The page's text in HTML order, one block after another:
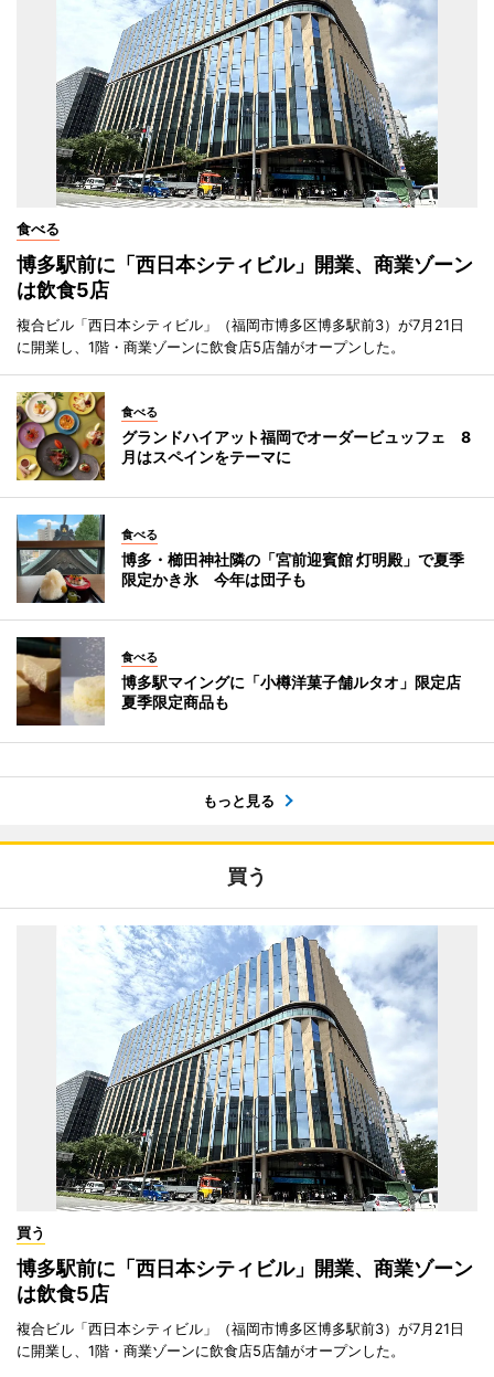
食べる
博多駅前に「西日本シティビル」開業、商業ゾーン
は飲食5店
複合ビル「西日本シティビル」（福岡市博多区博多駅前3）が7月21日
に開業し、1階・商業ゾーンに飲食店5店舗がオープンした。
食べる
グランドハイアット福岡でオーダービュッフェ 8
月はスペインをテーマに
食べる
博多・櫛田神社隣の「宮前迎賓館 灯明殿」で夏季
限定かき氷 今年は団子も
食べる
博多駅マイングに「小樽洋菓子舗ルタオ」限定店
夏季限定商品も
もっと見る
買う
買う
博多駅前に「西日本シティビル」開業、商業ゾーン
は飲食5店
複合ビル「西日本シティビル」（福岡市博多区博多駅前3）が7月21日
に開業し、1階・商業ゾーンに飲食店5店舗がオープンした。